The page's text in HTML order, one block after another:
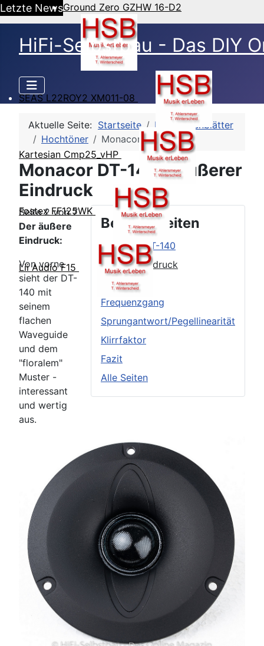
Letzte NewsGround Zero GZHW 16-D2
SEAS L22ROY2 XM011-08
Kartesian Cmp25_vHP
Fostex FF125WK
Lii Audio F15
HiFi-Selbstbau - Das DIY
Aktuelle Seite: Startseite
HSB-Datenblätter
Hochtöner
Monacor DT-140
Monacor DT-140 - Äußerer
Eindruck
Beitragsseiten
Monacor DT-140
Äußerer Eindruck
TSP
Frequenzgang
Sprungantwort/Pegellinearität
Klirrfaktor
Fazit
Alle Seiten
Seite 2 von 7
Der äußere
Eindruck:
Von vorne
sieht der DT-
140 mit
seinem
flachen
Waveguide
und dem
"floralem"
Muster -
interessant
und wertig
aus.